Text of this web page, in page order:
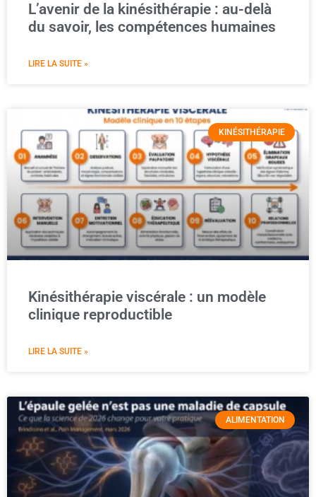
L’avenir de la kinésithérapie : au-delà
du savoir, les compétences humaines
LIRE LA SUITE »
KINÉSITHÉRAPIE
Kinésithérapie viscérale : un modèle
clinique reproductible
LIRE LA SUITE »
ALIMENTATION